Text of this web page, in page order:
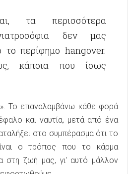
τα περισσότερα
δεν μας
το περίφημο hangover.
κάποια που ίσως
Το επαναλαμβάνω κάθε φορά
και ναυτία, μετά από ένα
στο συμπέρασμα ότι το
ο τρόπος που το κάρμα
στη ζωή μας, γι' αυτό μάλλον